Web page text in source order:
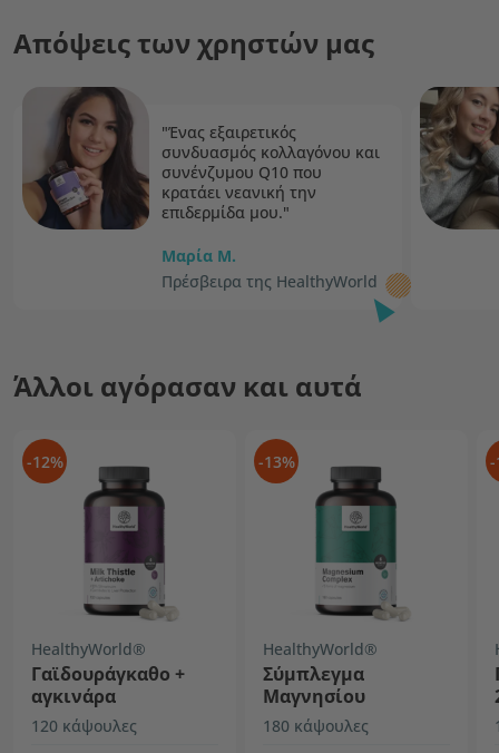
Απόψεις των χρηστών μας
"Ένας εξαιρετικός
συνδυασμός κολλαγόνου και
συνένζυμου Q10 που
κρατάει νεανική την
επιδερμίδα μου."
Μαρία Μ.
Πρέσβειρα της HealthyWorld
Άλλοι αγόρασαν και αυτά
-12%
HealthyWorld®
Γαϊδουράγκαθο +
αγκινάρα
120 κάψουλες
-13%
HealthyWorld®
Σύμπλεγμα
Μαγνησίου
180 κάψουλες
-